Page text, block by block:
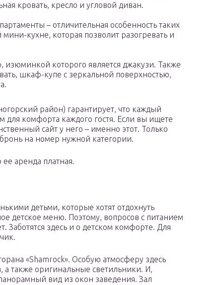
кровать, кресло и угловой диван.
– отличительная особенность таких
кухне, которая позволит разогревать и
которого является джакузи. Также
шкаф-купе с зеркальной поверхностью,
район) гарантирует, что каждый
комфорта каждого гостя. Если вы ищете
сайт у него – именно этот. Только
на номер нужной категории.
ее аренда платная.
детьми, которые хотят отдохнуть
детское меню. Поэтому, вопросов с питанием
Заботятся здесь и о детском комфорте. Для
«Shamrock». Особую атмосферу здесь
а также оригинальные светильники. И,
вид из окон заведения. Зал